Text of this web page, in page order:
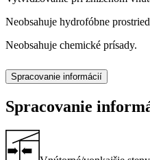
Neobsahuje hydrofóbne
Neobsahuje chemické prísady.
Spracovanie informácií
Spracovanie